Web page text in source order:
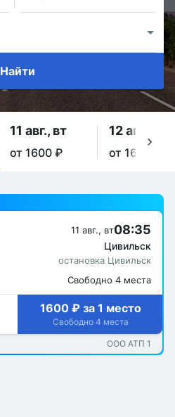
Найти
11 авг., вт
от 1600 ₽
12 авг., ср
от 1600 ₽
08:35
11 авг., вт
Цивильск
остановка Цивильск
Свободно 4 места
1600 ₽ за 1 место
Свободно 4 места
ООО АТП 1